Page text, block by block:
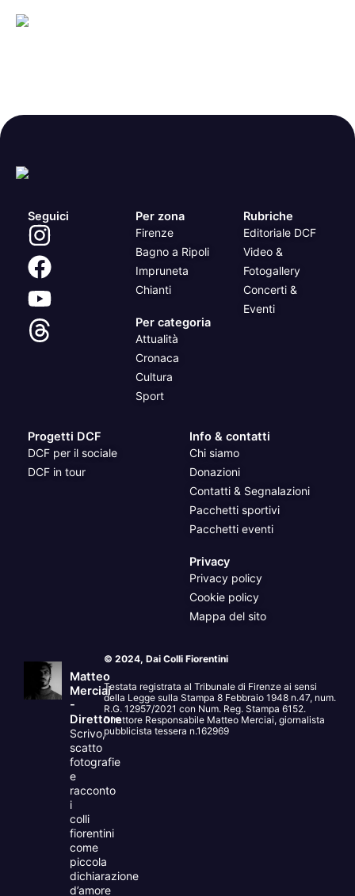
Seguici Per zona
Firenze
Bagno a Ripoli
Impruneta
Chianti
Per categoria
Attualità
Cronaca
Cultura
Sport
Rubriche
Editoriale DCF
Video &
Fotogallery
Concerti &
Eventi
Progetti DCF
DCF per il sociale
DCF in tour
Info & contatti
Chi siamo
Donazioni
Contatti & Segnalazioni
Pacchetti sportivi
Pacchetti eventi
Privacy
Privacy policy
Cookie policy
Mappa del sito
Matteo
Merciai
-
Direttore
Scrivo,
scatto
fotografie
e
racconto
i
colli
fiorentini
come
piccola
dichiarazione
d’amore
© 2024, Dai Colli Fiorentini
Testata registrata al Tribunale di Firenze ai sensi
della Legge sulla Stampa 8 Febbraio 1948 n.47, num.
R.G. 12957/2021 con Num. Reg. Stampa 6152.
Direttore Responsabile Matteo Merciai, giornalista
pubblicista tessera n.162969